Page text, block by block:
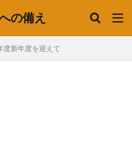
の備え
度新年度を迎えて